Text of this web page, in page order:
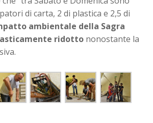
di carta, 2 di plastica e 2,5 di
ambientale della Sagra
ridotto nonostante la